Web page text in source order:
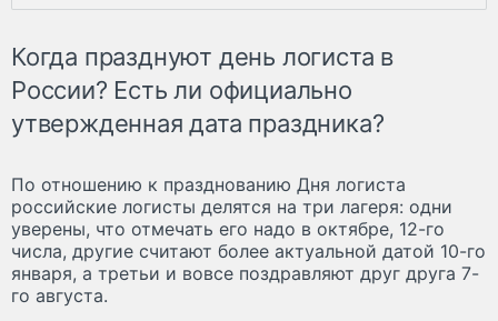
Когда празднуют день логиста в
России? Есть ли официально
утвержденная дата праздника?
По отношению к празднованию Дня логиста
российские логисты делятся на три лагеря: одни
уверены, что отмечать его надо в октябре, 12-го
числа, другие считают более актуальной датой 10-го
января, а третьи и вовсе поздравляют друг друга 7-
го августа.